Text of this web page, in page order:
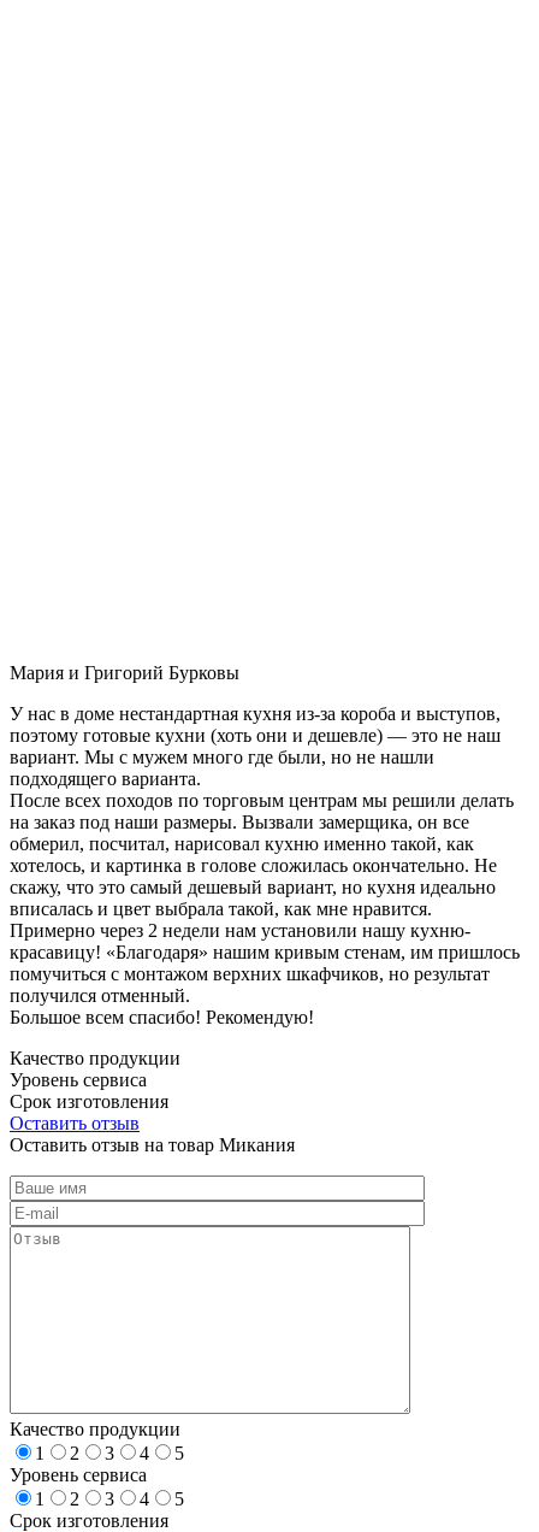
Мария и Григорий Бурковы
У нас в доме нестандартная кухня из-за короба и выступов,
поэтому готовые кухни (хоть они и дешевле) — это не наш
вариант. Мы с мужем много где были, но не нашли
подходящего варианта.
После всех походов по торговым центрам мы решили делать
на заказ под наши размеры. Вызвали замерщика, он все
обмерил, посчитал, нарисовал кухню именно такой, как
хотелось, и картинка в голове сложилась окончательно. Не
скажу, что это самый дешевый вариант, но кухня идеально
вписалась и цвет выбрала такой, как мне нравится.
Примерно через 2 недели нам установили нашу кухню-
красавицу! «Благодаря» нашим кривым стенам, им пришлось
помучиться с монтажом верхних шкафчиков, но результат
получился отменный.
Большое всем спасибо! Рекомендую!
Качество продукции
Уровень сервиса
Срок изготовления
Оставить отзыв
Оставить отзыв на товар Микания
Качество продукции
1
2 3 4
5
Уровень сервиса
1
2 3 4
5
Срок изготовления